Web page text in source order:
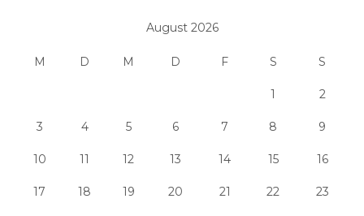
August 2026
M D M D F S S
1 2
3 4 5 6 7 8 9
10 11 12 13 14 15 16
17 18 19 20 21 22 23